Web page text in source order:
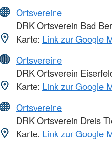
Ortsvereine
DRK Ortsverein Bad
Karte: Link zur Google
Ortsvereine
DRK Ortsverein
Karte: Link zur Google
Ortsvereine
DRK Ortsverein Dreis
Karte: Link zur Google